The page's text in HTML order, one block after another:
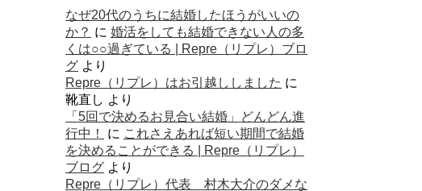
なぜ20代のうちに結婚したほうがいいの
か？ に 婚活をしても結婚できない人の多
くは○○過ぎている | Repre（リプレ）ブロ
グ より
Repre（リプレ）はお引越ししました に
靴直し より
「5回で決めるお見合い結婚」どんどん進
行中！
に これさえあれば短い期間で結婚
を決めることができる | Repre（リプレ）
ブログ より
Repre（リプレ）代表 村木大介のダメな